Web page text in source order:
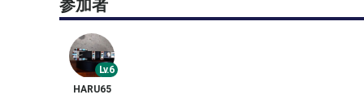
ご希望があれば、基礎練習にも対応可能です。
基礎練習の場合も参加費は700円です。
✨ 2人で行う球出し練習、ここが違う！
参加者
Lv.6
HARU65